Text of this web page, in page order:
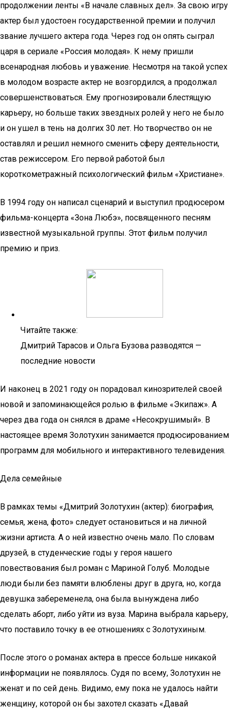
продолжении ленты «В начале славных дел». За свою игру
актер был удостоен государственной премии и получил
звание лучшего актера года. Через год он опять сыграл
царя в сериале «Россия молодая». К нему пришли
всенародная любовь и уважение. Несмотря на такой успех
в молодом возрасте актер не возгордился, а продолжал
совершенствоваться. Ему прогнозировали блестящую
карьеру, но больше таких звездных ролей у него не было
и он ушел в тень на долгих 30 лет. Но творчество он не
оставлял и решил немного сменить сферу деятельности,
став режиссером. Его первой работой был
короткометражный психологический фильм «Христиане».
В 1994 году он написал сценарий и выступил продюсером
фильма-концерта «Зона Любэ», посвященного песням
известной музыкальной группы. Этот фильм получил
премию и приз.
Читайте также:
Дмитрий Тарасов и Ольга Бузова разводятся —
последние новости
И наконец в 2021 году он порадовал кинозрителей своей
новой и запоминающейся ролью в фильме «Экипаж». А
через два года он снялся в драме «Несокрушимый». В
настоящее время Золотухин занимается продюсированием
программ для мобильного и интерактивного телевидения.
Дела семейные
В рамках темы «Дмитрий Золотухин (актер): биография,
семья, жена, фото» следует остановиться и на личной
жизни артиста. А о ней известно очень мало. По словам
друзей, в студенческие годы у героя нашего
повествования был роман с Мариной Голуб. Молодые
люди были без памяти влюблены друг в друга, но, когда
девушка забеременела, она была вынуждена либо
сделать аборт, либо уйти из вуза. Марина выбрала карьеру,
что поставило точку в ее отношениях с Золотухиным.
После этого о романах актера в прессе больше никакой
информации не появлялось. Судя по всему, Золотухин не
женат и по сей день. Видимо, ему пока не удалось найти
женщину, которой он бы захотел сказать «Давай